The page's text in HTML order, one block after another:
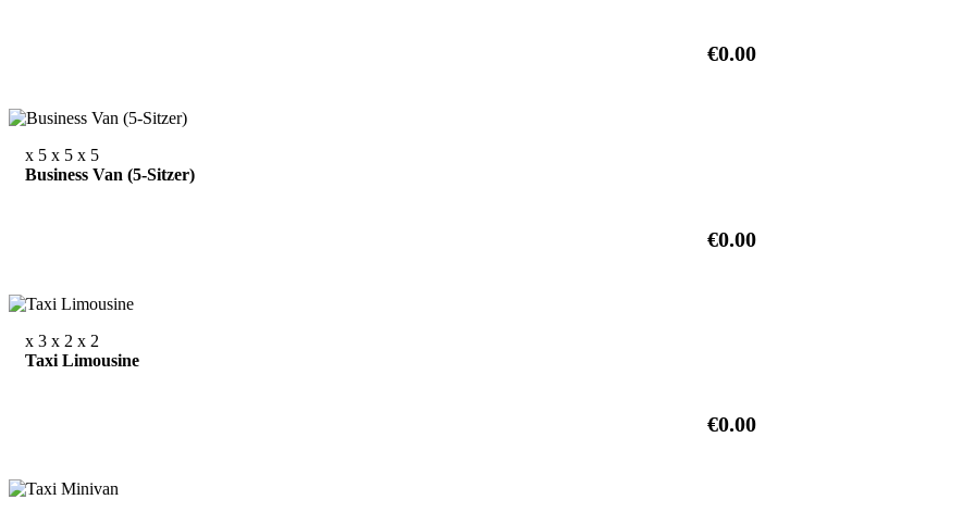
€0.00
x 5 x 5 x 5
Business Van (5-Sitzer)
€0.00
x 3 x 2 x 2
Taxi Limousine
€0.00